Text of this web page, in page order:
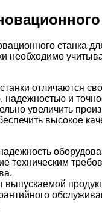
станка
необходимо
отличаются
надежностью и
увеличить
высокое
техническим
выпускаемой